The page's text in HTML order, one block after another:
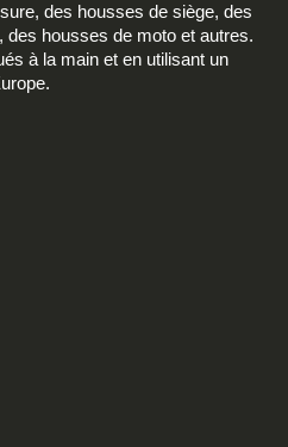
des housses de siège, des
des housses de moto et autres.
à la main et en utilisant un